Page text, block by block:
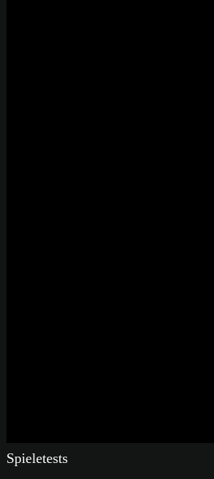
Spieletests